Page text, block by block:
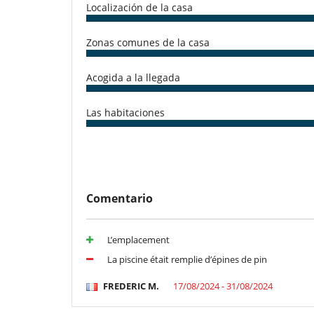
Ocios y actividades deportivas
Music speaker
TV por cable o satélite o internet
Para su comodidad y agrado
Salón
Localización de la casa
Zonas comunes de la casa
Acogida a la llegada
Las habitaciones
Comentario
L’emplacement
La piscine était remplie d’épines de pin
FREDERIC M. 17/08/2024 - 31/08/2024